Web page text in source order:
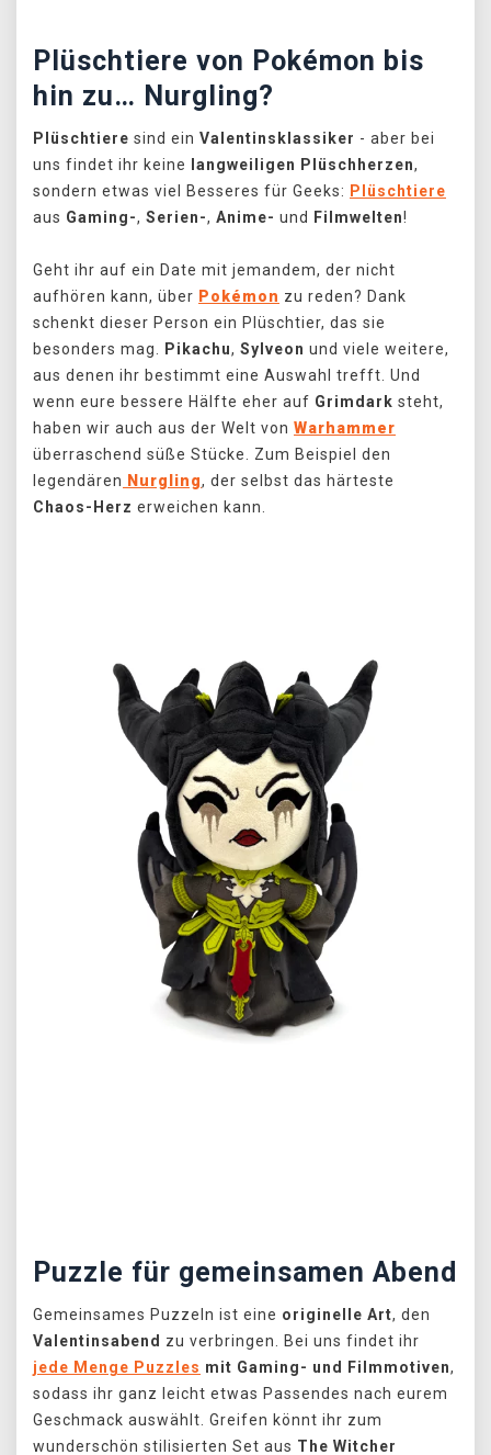
Plüschtiere von Pokémon bis
hin zu… Nurgling?
Plüschtiere sind ein Valentinsklassiker - aber bei
uns findet ihr keine
langweiligen Plüschherzen,
sondern etwas viel Besseres für Geeks: Plüschtiere
aus Gaming-, Serien-, Anime- und Filmwelten!
Geht ihr auf ein Date mit jemandem, der nicht
aufhören kann, über Pokémon zu reden? Dank
schenkt dieser Person ein Plüschtier, das sie
besonders mag.
Pikachu, Sylveon und viele weitere,
aus denen ihr bestimmt eine Auswahl trefft. Und
wenn eure bessere Hälfte eher auf Grimdark steht,
haben wir auch aus der Welt von Warhammer
überraschend süße Stücke. Zum Beispiel den
legendären Nurgling, der selbst das härteste
Chaos-Herz erweichen kann.
Puzzle für gemeinsamen Abend
Gemeinsames Puzzeln ist eine originelle Art, den
Valentinsabend zu verbringen. Bei uns findet ihr
jede Menge Puzzles mit Gaming- und Filmmotiven,
sodass ihr ganz leicht etwas Passendes nach eurem
Geschmack auswählt. Greifen könnt ihr zum
wunderschön stilisierten Set aus The Witcher